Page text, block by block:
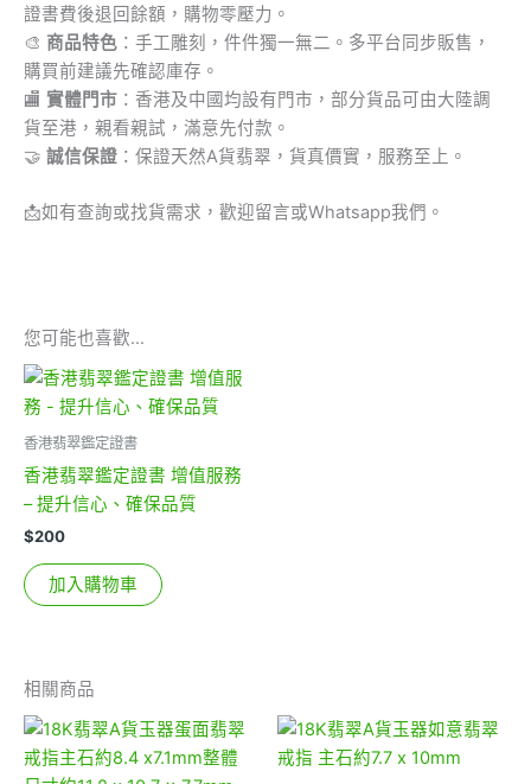
證書費後退回餘額，購物零壓力。
🎨 商品特色 ：手工雕刻，件件獨一無二。多平台同步販售，
購買前建議先確認庫存。
🏬 實體門市 ：香港及中國均設有門市，部分貨品可由大陸調
貨至港，親看親試，滿意先付款。
🤝 誠信保證 ：保證天然A貨翡翠，貨真價實，服務至上。
📩如有查詢或找貨需求，歡迎留言或Whatsapp我們。
您可能也喜歡…
香港翡翠鑑定證書
香港翡翠鑑定證書 增值服務
– 提升信心、確保品質
$200
加入購物車
相關商品